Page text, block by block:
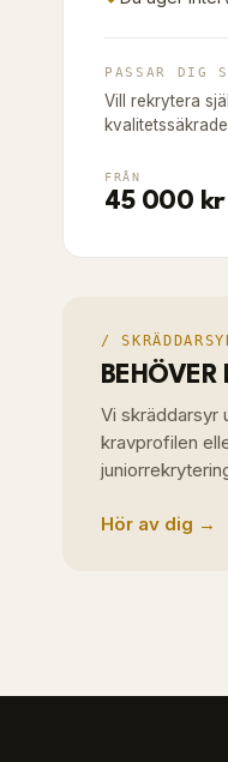
PASSAR DIG
Vill rekrytera
FRÅN
45 000 kr
/
BEHÖVER
Vi skräddarsyr
kravprofilen
Hör av dig →